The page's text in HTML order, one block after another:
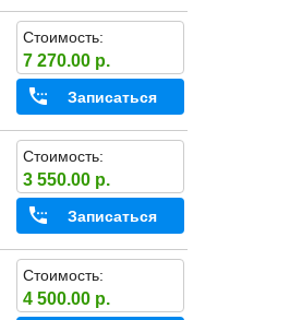
Стоимость:
7 270.00 р.
Записаться
Стоимость:
3 550.00 р.
Записаться
Стоимость:
4 500.00 р.